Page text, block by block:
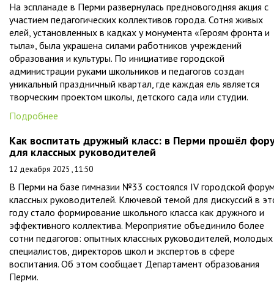
На эспланаде в Перми развернулась предновогодняя акция с
участием педагогических коллективов города. Сотня живых
елей, установленных в кадках у монумента «Героям фронта и
тыла», была украшена силами работников учреждений
образования и культуры. По инициативе городской
администрации руками школьников и педагогов создан
уникальный праздничный квартал, где каждая ель является
творческим проектом школы, детского сада или студии.
Подробнее
Как воспитать дружный класс: в Перми прошёл
для классных руководителей
12 декабря 2025 , 11:50
В Перми на базе гимназии №33 состоялся IV городской
классных руководителей. Ключевой темой для дискуссий в
году стало формирование школьного класса как дружного и
эффективного коллектива. Мероприятие объединило более
сотни педагогов: опытных классных руководителей, молодых
специалистов, директоров школ и экспертов в сфере
воспитания. Об этом сообщает Департамент образования
Перми.